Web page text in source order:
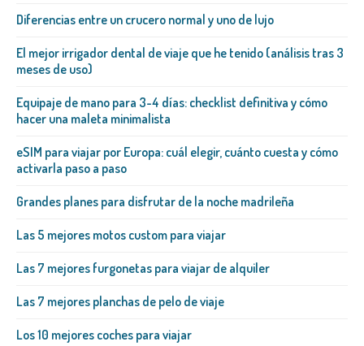
Diferencias entre un crucero normal y uno de lujo
El mejor irrigador dental de viaje que he tenido (análisis tras 3
meses de uso)
Equipaje de mano para 3-4 días: checklist definitiva y cómo
hacer una maleta minimalista
eSIM para viajar por Europa: cuál elegir, cuánto cuesta y cómo
activarla paso a paso
Grandes planes para disfrutar de la noche madrileña
Las 5 mejores motos custom para viajar
Las 7 mejores furgonetas para viajar de alquiler
Las 7 mejores planchas de pelo de viaje
Los 10 mejores coches para viajar